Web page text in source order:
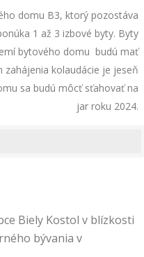
domu B3, ktorý pozostáva
1 až 3 izbové byty. Byty
bytového domu budú mať
zahájenia kolaudácie je jeseň
sa budú môcť sťahovať na
jar roku 2024.
Biely Kostol v blízkosti
bývania v